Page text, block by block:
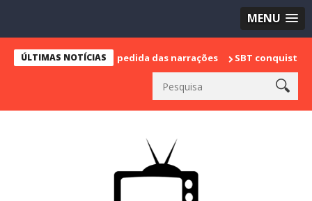
MENU
ÚLTIMAS NOTÍCIAS
sua despedida das narrações SBT conquista a vice